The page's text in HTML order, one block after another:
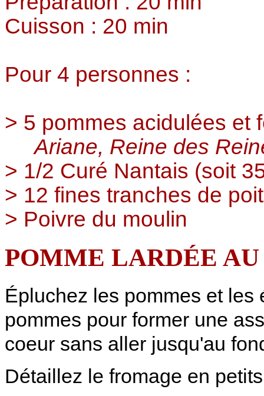
Cuisson : 20 min
Pour 4 personnes :
> 5 pommes acidulées et
Ariane, Reine des
> 1/2 Curé Nantais (soit
> 12 fines tranches de
> Poivre du moulin
POMME LARDÉE
Épluchez les pommes et les
pommes pour former une
coeur sans aller jusqu'au
Détaillez le fromage en